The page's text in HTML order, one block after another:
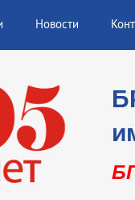
Новости